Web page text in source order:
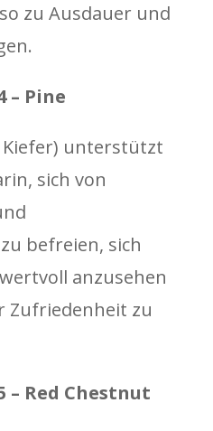
zu Ausdauer und
– Pine
Kiefer) unterstützt
sich von
befreien, sich
anzusehen
Zufriedenheit zu
– Red Chestnut